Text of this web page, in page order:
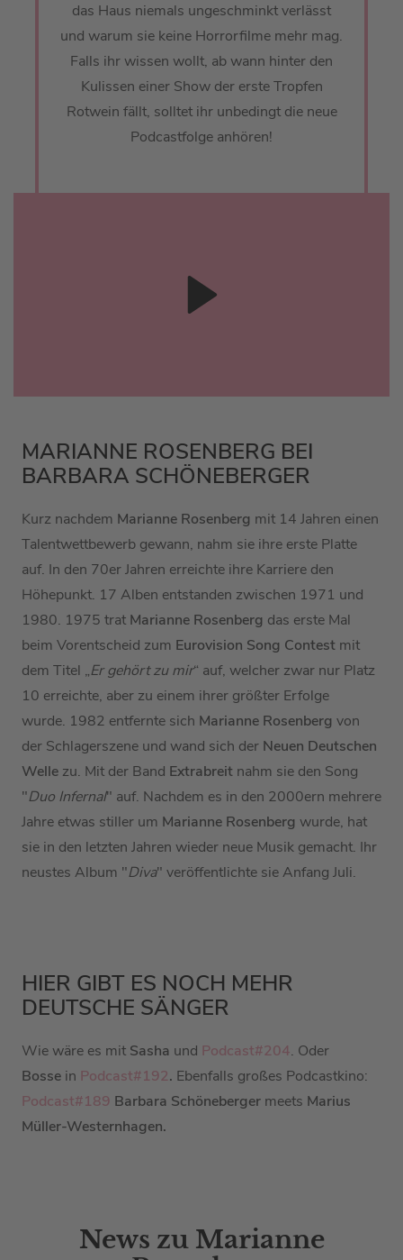
das Haus niemals ungeschminkt verlässt
und warum sie keine Horrorfilme mehr mag.
Falls ihr wissen wollt, ab wann hinter den
Kulissen einer Show der erste Tropfen
Rotwein fällt, solltet ihr unbedingt die neue
Podcastfolge anhören!
MARIANNE ROSENBERG BEI
BARBARA SCHÖNEBERGER
Kurz nachdem Marianne Rosenberg mit 14 Jahren einen
Talentwettbewerb gewann, nahm sie ihre erste Platte
auf. In den 70er Jahren erreichte ihre Karriere den
Höhepunkt. 17 Alben entstanden zwischen 1971 und
1980. 1975 trat Marianne Rosenberg das erste Mal
beim Vorentscheid zum Eurovision Song Contest mit
dem Titel „Er gehört zu mir“ auf, welcher zwar nur Platz
10 erreichte, aber zu einem ihrer größter Erfolge
wurde. 1982 entfernte sich Marianne Rosenberg von
der Schlagerszene und wand sich der Neuen Deutschen
Welle zu. Mit der Band Extrabreit nahm sie den Song
"Duo Infernal" auf. Nachdem es in den 2000ern mehrere
Jahre etwas stiller um Marianne Rosenberg wurde, hat
sie in den letzten Jahren wieder neue Musik gemacht. Ihr
neustes Album "Diva" veröffentlichte sie Anfang Juli.
HIER GIBT ES NOCH MEHR
DEUTSCHE SÄNGER
Wie wäre es mit Sasha und Podcast#204. Oder
Bosse in Podcast#192. Ebenfalls großes Podcastkino:
Podcast#189 Barbara Schöneberger meets Marius
Müller-Westernhagen.
News zu Marianne